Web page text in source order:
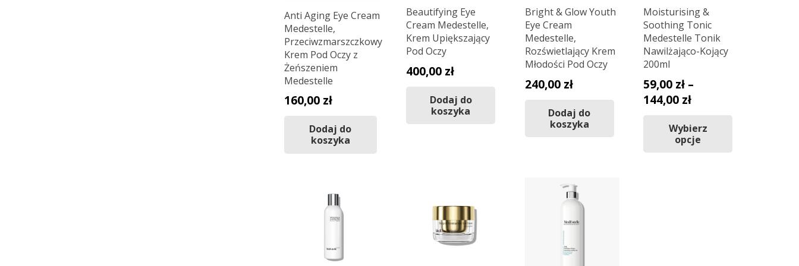
Anti Aging Eye Cream
Medestelle,
Przeciwzmarszczkowy
Krem Pod Oczy z
Żeńszeniem
Medestelle
160,00 zł
Dodaj do
koszyka
Beautifying Eye
Cream Medestelle,
Krem Upiększający
Pod Oczy
400,00 zł
Dodaj do
koszyka
Bright & Glow Youth
Eye Cream
Medestelle,
Rozświetlający Krem
Młodości Pod Oczy
240,00 zł
Dodaj do
koszyka
Moisturising &
Soothing Tonic
Medestelle Tonik
Nawilżająco-Kojący
200ml
59,00 zł –
144,00 złZakres
od
59,00 zł
Wybierz
opcje